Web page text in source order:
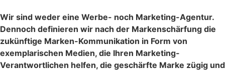
Wir sind weder eine Werbe- noch Marketing-Agentur.
Dennoch definieren wir nach der Markenschärfung die
zukünftige Marken-Kommunikation in Form von
exemplarischen Medien, die Ihren Marketing-
Verantwortlichen helfen, die geschärfte Marke zügig und